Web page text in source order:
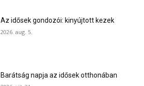
Az idősek gondozói: kinyújtott kezek
2026. aug. 5.
Barátság napja az idősek otthonában